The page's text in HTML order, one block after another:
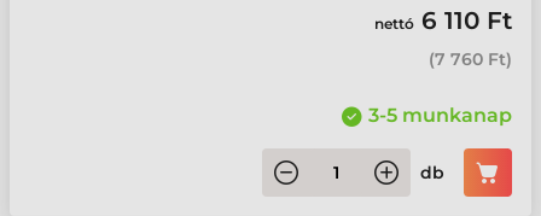
nettó 6 110 Ft
(7 760 Ft)
3-5 munkanap
db